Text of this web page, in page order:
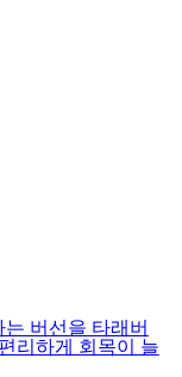
버선을 타래버
리하게 회목이 늘